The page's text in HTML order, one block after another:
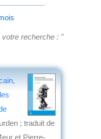
recherche : "
; traduit de
et Pierre-